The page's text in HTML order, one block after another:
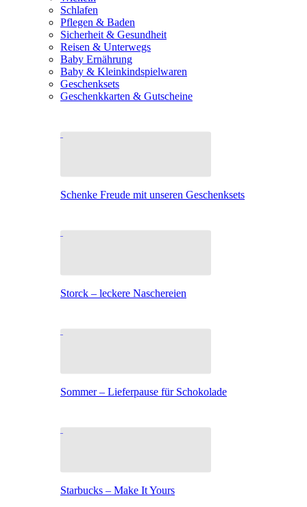
Schlafen
Pflegen & Baden
Sicherheit & Gesundheit
Reisen & Unterwegs
Baby Ernährung
Baby & Kleinkindspielwaren
Geschenksets
Geschenkkarten & Gutscheine
Schenke Freude mit unseren Geschenksets
Storck – leckere Naschereien
Sommer – Lieferpause für Schokolade
Starbucks – Make It Yours